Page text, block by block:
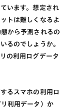
います。想定され
トは難しくなるよ
から予測されるの
るのでしょうか。
の利用ログデータ
るスマホの利用ロ
利用データ）か